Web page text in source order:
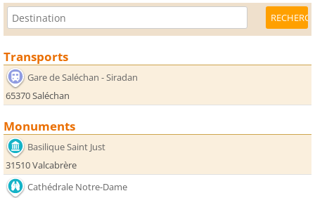
Transports
Gare de Saléchan - Siradan
65370 Saléchan
Monuments
Basilique Saint Just
31510 Valcabrère
Cathédrale Notre-Dame